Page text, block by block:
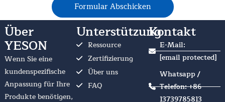
Formular Abschicken
Über
YESON
Wenn Sie eine
kundenspezifische
Anpassung für Ihre
Produkte benötigen,
Unterstützung
Ressource
Zertifizierung
Über uns
FAQ
Kontakt
E-Mail:
[email protected]
Whatsapp /
Telefon: +86
13739785813